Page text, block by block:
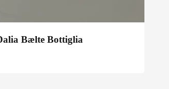
Bælte Bottiglia